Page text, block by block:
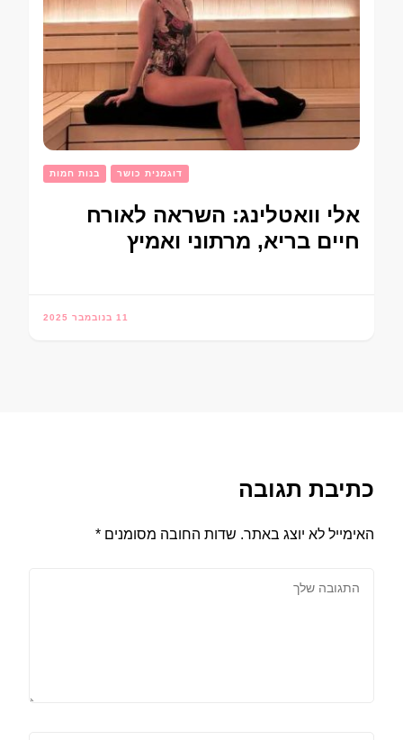
בנות חמות דוגמנית כושר
אלי וואטלינג: השראה לאורח
חיים בריא, מרתוני ואמיץ
11 בנובמבר 2025
כתיבת תגובה
האימייל לא יוצג באתר. שדות החובה מסומנים *